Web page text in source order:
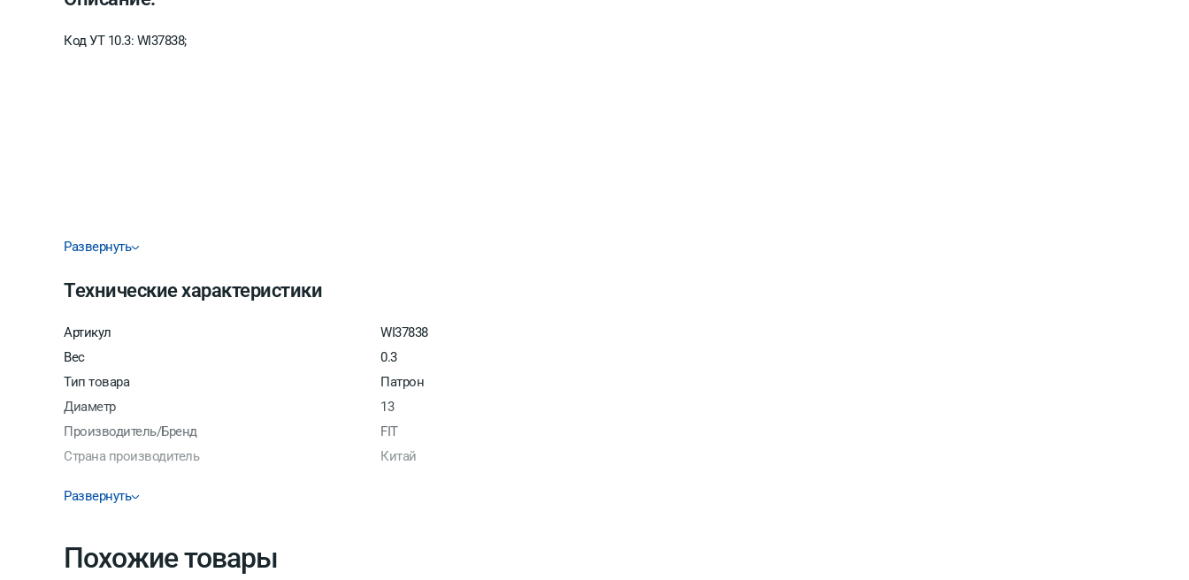
Код УТ 10.3: WI37838;
Развернуть
Технические характеристики
Артикул
WI37838
Вес
0.3
Тип товара
Патрон
Диаметр
13
Производитель/Бренд
FIT
Страна производитель
Китай
Развернуть
Похожие товары